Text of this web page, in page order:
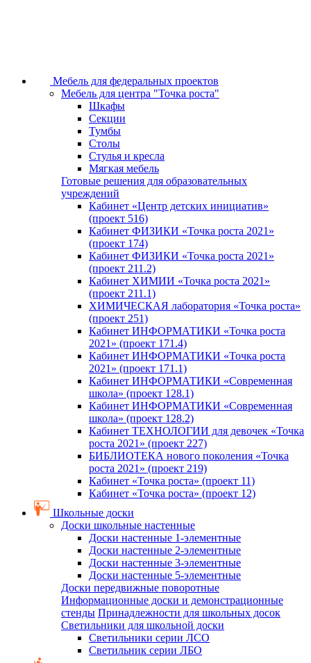
Мебель для федеральных проектов
Мебель для центра "Точка роста"
Шкафы
Секции
Тумбы
Столы
Стулья и кресла
Мягкая мебель
Готовые решения для образовательных
учреждений
Кабинет «Центр детских инициатив»
(проект 516)
Кабинет ФИЗИКИ «Точка роста 2021»
(проект 174)
Кабинет ФИЗИКИ «Точка роста 2021»
(проект 211.2)
Кабинет ХИМИИ «Точка роста 2021»
(проект 211.1)
ХИМИЧЕСКАЯ лаборатория «Точка роста»
(проект 251)
Кабинет ИНФОРМАТИКИ «Точка роста
2021» (проект 171.4)
Кабинет ИНФОРМАТИКИ «Точка роста
2021» (проект 171.1)
Кабинет ИНФОРМАТИКИ «Современная
школа» (проект 128.1)
Кабинет ИНФОРМАТИКИ «Современная
школа» (проект 128.2)
Кабинет ТЕХНОЛОГИИ для девочек «Точка
роста 2021» (проект 227)
БИБЛИОТЕКА нового поколения «Точка
роста 2021» (проект 219)
Кабинет «Точка роста» (проект 11)
Кабинет «Точка роста» (проект 12)
Школьные доски
Доски школьные настенные
Доски настенные 1-элементные
Доски настенные 2-элементные
Доски настенные 3-элементные
Доски настенные 5-элементные
Доски передвижные поворотные
Информационные доски и демонстрационные
стенды Принадлежности для школьных досок
Светильники для школьной доски
Светильники серии ЛСО
Светильник серии ЛБО